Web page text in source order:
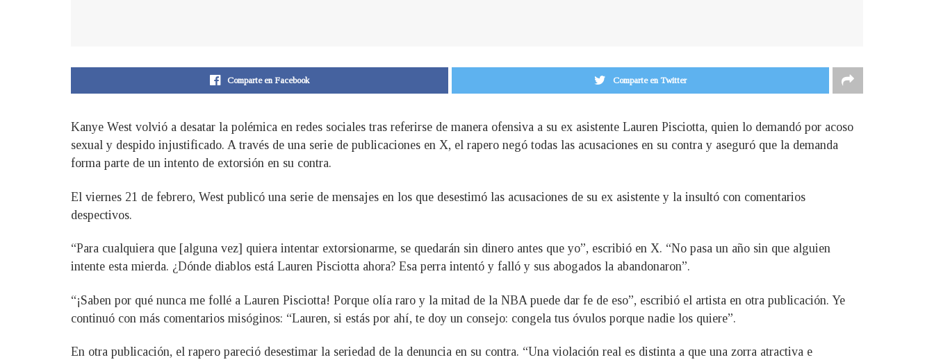
Comparte en Facebook Comparte en Twitter
Kanye West volvió a desatar la polémica en redes sociales tras referirse de manera ofensiva a su ex asistente Lauren Pisciotta, quien lo demandó por acoso
sexual y despido injustificado. A través de una serie de publicaciones en X, el rapero negó todas las acusaciones en su contra y aseguró que la demanda
forma parte de un intento de extorsión en su contra.
El viernes 21 de febrero, West publicó una serie de mensajes en los que desestimó las acusaciones de su ex asistente y la insultó con comentarios
despectivos.
“Para cualquiera que [alguna vez] quiera intentar extorsionarme, se quedarán sin dinero antes que yo”, escribió en X. “No pasa un año sin que alguien
intente esta mierda. ¿Dónde diablos está Lauren Pisciotta ahora? Esa perra intentó y falló y sus abogados la abandonaron”.
“¡Saben por qué nunca me follé a Lauren Pisciotta! Porque olía raro y la mitad de la NBA puede dar fe de eso”, escribió el artista en otra publicación. Ye
continuó con más comentarios misóginos: “Lauren, si estás por ahí, te doy un consejo: congela tus óvulos porque nadie los quiere”.
En otra publicación, el rapero pareció desestimar la seriedad de la denuncia en su contra. “Una violación real es distinta a que una zorra atractiva e